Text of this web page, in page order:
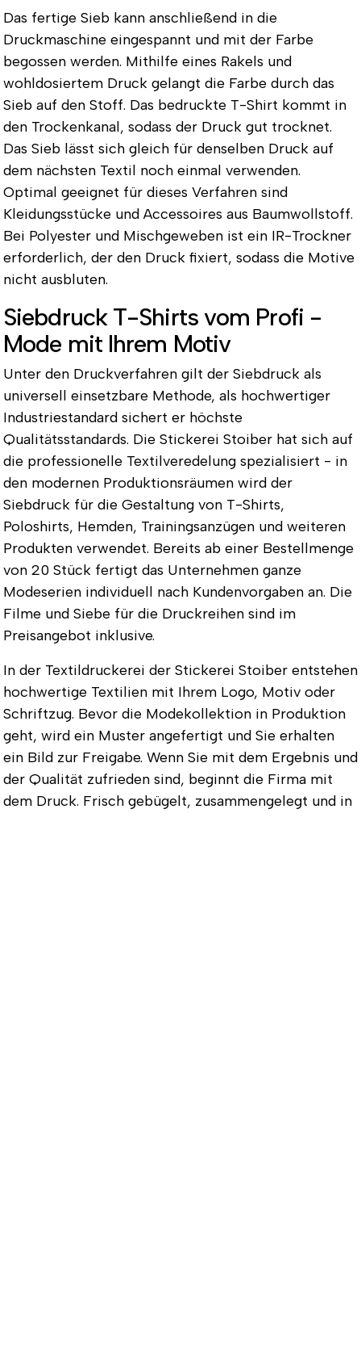
Das fertige Sieb kann anschließend in die
Druckmaschine eingespannt und mit der Farbe
begossen werden. Mithilfe eines Rakels und
wohldosiertem Druck gelangt die Farbe durch das
Sieb auf den Stoff. Das bedruckte T-Shirt kommt in
den Trockenkanal, sodass der Druck gut trocknet.
Das Sieb lässt sich gleich für denselben Druck auf
dem nächsten Textil noch einmal verwenden.
Optimal geeignet für dieses Verfahren sind
Kleidungsstücke und Accessoires aus Baumwollstoff.
Bei Polyester und Mischgeweben ist ein IR-Trockner
erforderlich, der den Druck fixiert, sodass die Motive
nicht ausbluten.
Siebdruck T-Shirts vom Profi -
Mode mit Ihrem Motiv
Unter den Druckverfahren gilt der Siebdruck als
universell einsetzbare Methode, als hochwertiger
Industriestandard sichert er höchste
Qualitätsstandards. Die Stickerei Stoiber hat sich auf
die professionelle Textilveredelung spezialisiert - in
den modernen Produktionsräumen wird der
Siebdruck für die Gestaltung von T-Shirts,
Poloshirts, Hemden, Trainingsanzügen und weiteren
Produkten verwendet. Bereits ab einer Bestellmenge
von 20 Stück fertigt das Unternehmen ganze
Modeserien individuell nach Kundenvorgaben an. Die
Filme und Siebe für die Druckreihen sind im
Preisangebot inklusive.
In der Textildruckerei der Stickerei Stoiber entstehen
hochwertige Textilien mit Ihrem Logo, Motiv oder
Schriftzug. Bevor die Modekollektion in Produktion
geht, wird ein Muster angefertigt und Sie erhalten
ein Bild zur Freigabe. Wenn Sie mit dem Ergebnis und
der Qualität zufrieden sind, beginnt die Firma mit
dem Druck. Frisch gebügelt, zusammengelegt und in